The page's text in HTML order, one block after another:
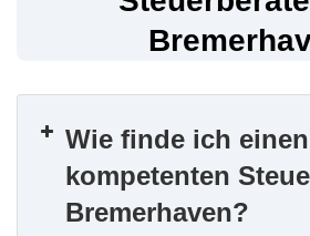
Wie finde ich einen
kompetenten
Bremerhaven?